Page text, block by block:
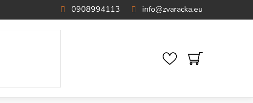
info@zvaracka.eu
0908994113
NÁKUPNÝ
KOŠÍK